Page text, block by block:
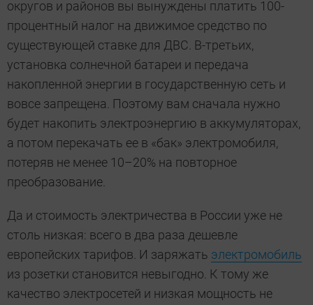
округов и районов вы вынуждены платить 100-
процентный налог на движимое средство по
существующей ставке для ДВС. В-третьих,
установка солнечной батареи и передача
накопленной энергии в государственную сеть и
вовсе запрещена. Поэтому вам сначала нужно
будет накопить электроэнергию в аккумуляторах,
а потом перекачать ее в «бак» электромобиля,
потеряв не менее 10–20% на повторное
преобразование.
Да и стоимость электричества в России уже не
столь низкая: всего в два раза дешевле
европейских тарифов. И заряжать электромобиль
из розетки становится невыгодно. К тому же
качество электросетей и низкая мощность не